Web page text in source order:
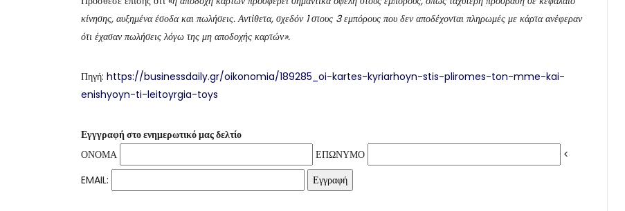
κίνησης, αυξημένα έσοδα και πωλήσεις. Αντίθετα, σχεδόν 1 στους 3 εμπόρους που δεν αποδέχονται πληρωμές με κάρτα ανέφεραν
ότι έχασαν πωλήσεις λόγω της μη αποδοχής καρτών».
Πηγή: https://businessdaily.gr/oikonomia/189285_oi-kartes-kyriarhoyn-stis-pliromes-ton-mme-kai-
enishyoyn-ti-leitoyrgia-toys
Εγγγραφή στο ενημερωτικό μας δελτίο
ΟΝΟΜΑ
ΕΠΩΝΥΜΟ
<
EMAIL: